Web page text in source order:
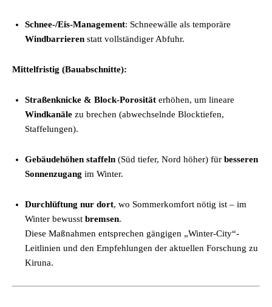
Schnee-/Eis-Management: Schneewälle als temporäre
Windbarrieren statt vollständiger Abfuhr.
Mittelfristig (Bauabschnitte):
Straßenknicke & Block-Porosität erhöhen, um lineare
Windkanäle zu brechen (abwechselnde Blocktiefen,
Staffelungen).
Gebäudehöhen staffeln (Süd tiefer, Nord höher) für besseren
Sonnenzugang im Winter.
Durchlüftung nur dort, wo Sommerkomfort nötig ist – im
Winter bewusst bremsen.
Diese Maßnahmen entsprechen gängigen „Winter-City“-
Leitlinien und den Empfehlungen der aktuellen Forschung zu
Kiruna.